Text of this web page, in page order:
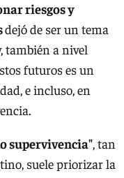
riesgos y
dejó de ser un tema
también a nivel
futuros es un
e incluso, en
supervivencia" , tan
suele priorizar la